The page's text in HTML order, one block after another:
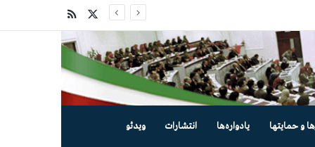
و حمایتها یادواره‌ها انتشارات ویدئو